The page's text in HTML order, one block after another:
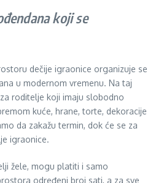
koji se
dečije igraonice organizuje se
u modernom vremenu. Na taj
roditelje koji imaju slobodno
kuće, hrane, torte, dekoracije
da zakažu termin, dok će se za
igraonice.
žele, mogu platiti i samo
određeni broj sati, a za sve